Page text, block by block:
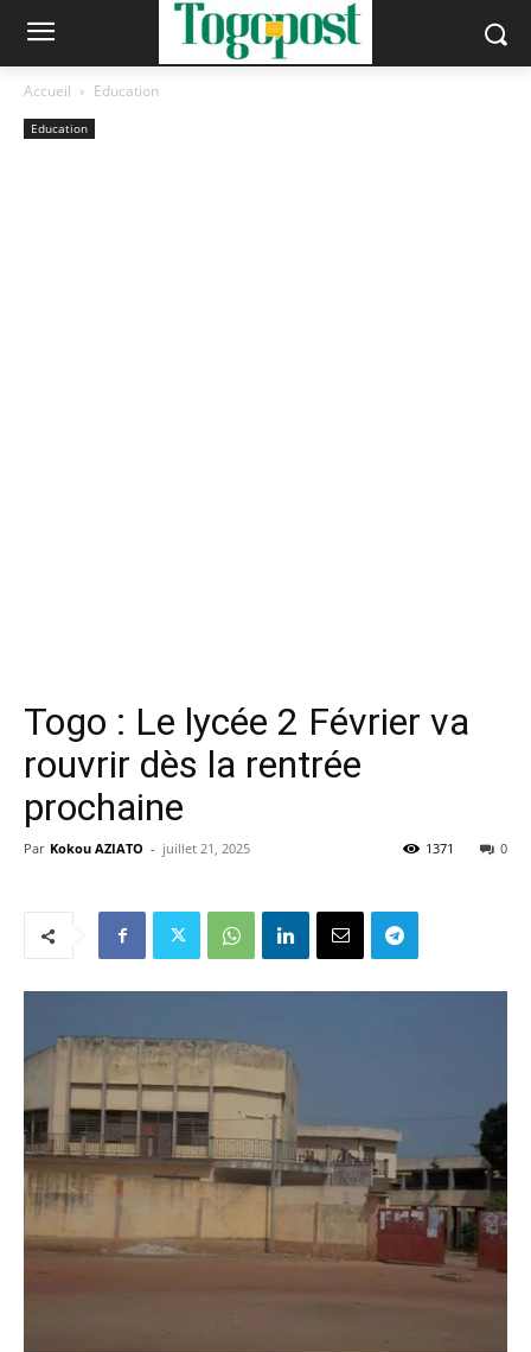
Accueil Education
Education
Togo : Le lycée 2 Février va
rouvrir dès la rentrée
prochaine
Par Kokou AZIATO - juillet 21, 2025 0
1371